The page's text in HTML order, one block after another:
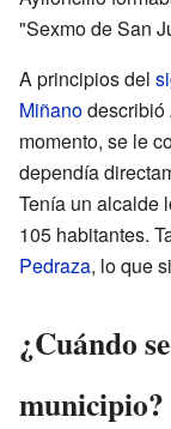
"Sexmo de San
A principios del
Miñanodescribió
momento, se le
dependía
Tenía un alcalde
105 habitantes.
Pedraza, lo que
¿Cuándo
municipio?